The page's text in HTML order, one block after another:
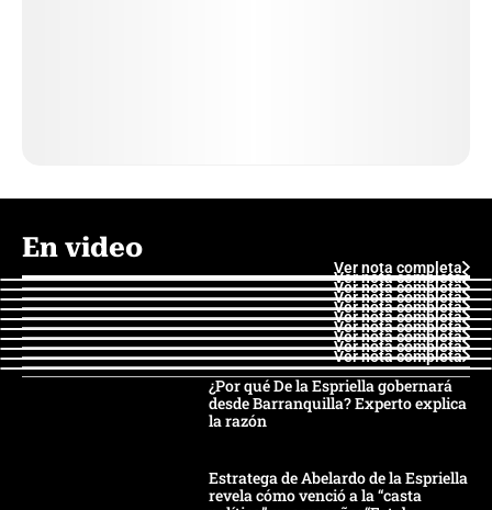
En video
Ver nota completa
Ver nota completa
Ver nota completa
Ver nota completa
Ver nota completa
Ver nota completa
Ver nota completa
Ver nota completa
Ver nota completa
Ver nota completa
¿Por qué De la Espriella gobernará
desde Barranquilla? Experto explica
la razón
Estratega de Abelardo de la Espriella
revela cómo venció a la “casta